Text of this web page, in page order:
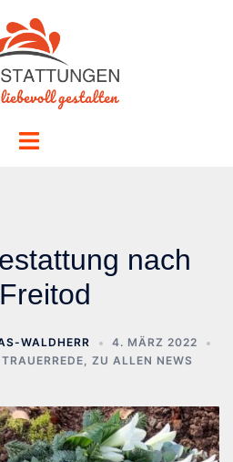
Toggle
nach
WALDHERR
4. MÄRZ 2022
TRAUERREDE, ZU ALLEN NEWS